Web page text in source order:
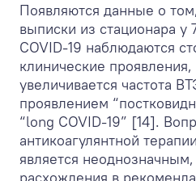
Появляются данные о
выписки из стационара у
COVID-19 наблюдаются
клинические проявления,
увеличивается частота
проявлением
“long COVID-19” [14].
антикоагулянтной
является